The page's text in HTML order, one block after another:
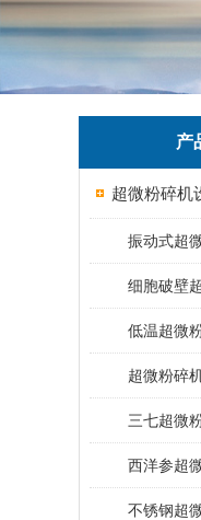
产
超微粉碎机
振动式超
细胞破壁
低温超微
超微粉碎
三七超微
西洋参超
不锈钢超